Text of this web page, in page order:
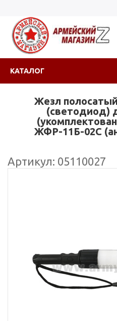
КАТАЛОГ
Жезл
(светодиод)
ЖФР-11Б-02С
Артикул: 05110027